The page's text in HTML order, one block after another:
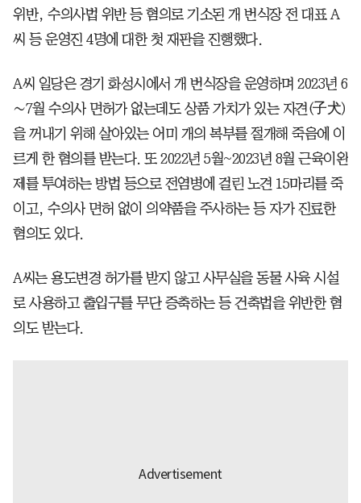
위반, 수의사법 위반 등 혐의로 기소된 개 번식장 전 대표 A
씨 등 운영진 4명에 대한 첫 재판을 진행했다.
A씨 일당은 경기 화성시에서 개 번식장을 운영하며 2023년 6
∼7월 수의사 면허가 없는데도 상품 가치가 있는 자견(子犬)
을 꺼내기 위해 살아있는 어미 개의 복부를 절개해 죽음에 이
르게 한 혐의를 받는다. 또 2022년 5월~2023년 8월 근육이완
제를 투여하는 방법 등으로 전염병에 걸린 노견 15마리를 죽
이고, 수의사 면허 없이 의약품을 주사하는 등 자가 진료한
혐의도 있다.
A씨는 용도변경 허가를 받지 않고 사무실을 동물 사육 시설
로 사용하고 출입구를 무단 증축하는 등 건축법을 위반한 혐
의도 받는다.